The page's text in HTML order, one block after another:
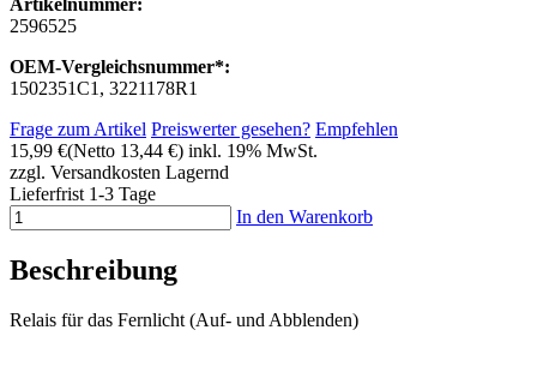
2596525
OEM-Vergleichsnummer*:
1502351C1, 3221178R1
Frage zum Artikel Preiswerter gesehen? Empfehlen
15,99 €(Netto 13,44 €) inkl. 19% MwSt.
zzgl. Versandkosten Lagernd
Lieferfrist 1-3 Tage
In den Warenkorb
Beschreibung
Relais für das Fernlicht (Auf- und Abblenden)